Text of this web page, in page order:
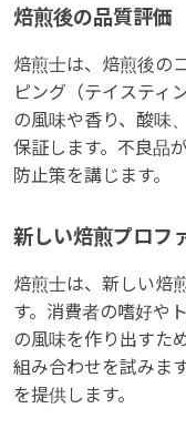
焙煎後の品質評価
焙煎士は、焙煎後の
ピング（テイスティ
の風味や香り、酸味
保証します。不良品
防止策を講じます。
新しい焙煎プロフ
焙煎士は、新しい焙
す。消費者の嗜好や
の風味を作り出すた
組み合わせを試みま
を提供します。